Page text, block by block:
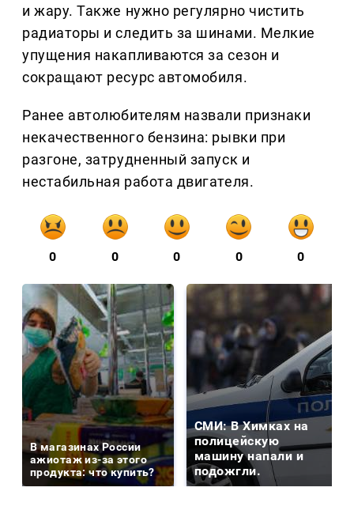
и жару. Также нужно регулярно чистить
радиаторы и следить за шинами. Мелкие
упущения накапливаются за сезон и
сокращают ресурс автомобиля.
Ранее автолюбителям назвали признаки
некачественного бензина: рывки при
разгоне, затрудненный запуск и
нестабильная работа двигателя.
0 0 0 0 0
В магазинах России
ажиотаж из-за этого
продукта: что купить?
СМИ: В Химках на
полицейскую
машину напали и
подожгли.